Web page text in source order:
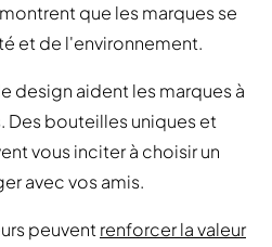
que les marques se
et de l'environnement.
design aident les marques à
bouteilles uniques et
vous inciter à choisir un
avec vos amis.
peuvent renforcer la valeur